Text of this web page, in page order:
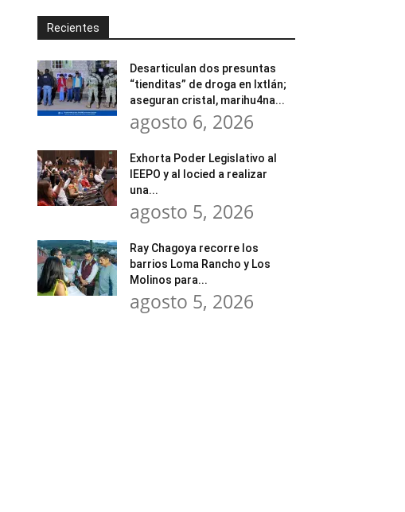
Recientes
Desarticulan dos presuntas
“tienditas” de droga en Ixtlán;
aseguran cristal, marihu4na...
agosto 6, 2026
Exhorta Poder Legislativo al
IEEPO y al Iocied a realizar
una...
agosto 5, 2026
Ray Chagoya recorre los
barrios Loma Rancho y Los
Molinos para...
agosto 5, 2026